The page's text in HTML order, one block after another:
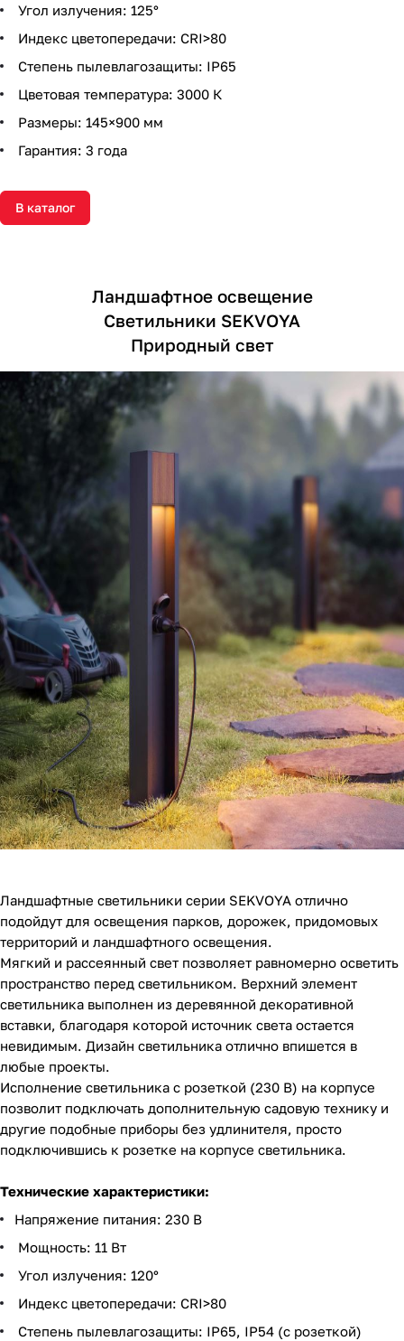
Угол излучения: 125°
Индекс цветопередачи: CRI>80
Степень пылевлагозащиты: IP65
Цветовая температура: 3000 К
Размеры: 145×900 мм
Гарантия: 3 года
В каталог
Ландшафтное освещение
Светильники SEKVOYA
Природный свет
Ландшафтные светильники серии SEKVOYA отлично
подойдут для освещения парков, дорожек, придомовых
территорий и ландшафтного освещения.
Мягкий и рассеянный свет позволяет равномерно осветить
пространство перед светильником. Верхний элемент
светильника выполнен из деревянной декоративной
вставки, благодаря которой источник света остается
невидимым. Дизайн светильника отлично впишется в
любые проекты.
Исполнение светильника с розеткой (230 В) на корпусе
позволит подключать дополнительную садовую технику и
другие подобные приборы без удлинителя, просто
подключившись к розетке на корпусе светильника.
Технические характеристики:
Напряжение питания: 230 В
Мощность: 11 Вт
Угол излучения: 120°
Индекс цветопередачи: CRI>80
Степень пылевлагозащиты: IP65, IP54 (с розеткой)